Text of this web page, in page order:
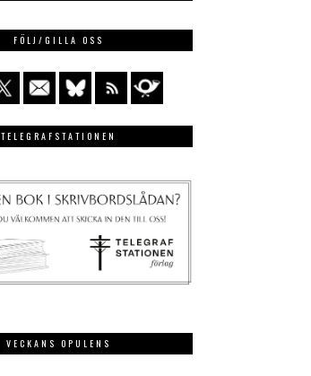
FÖLJ/GILLA OSS
TELEGRAFSTATIONEN
VECKANS OPULENS